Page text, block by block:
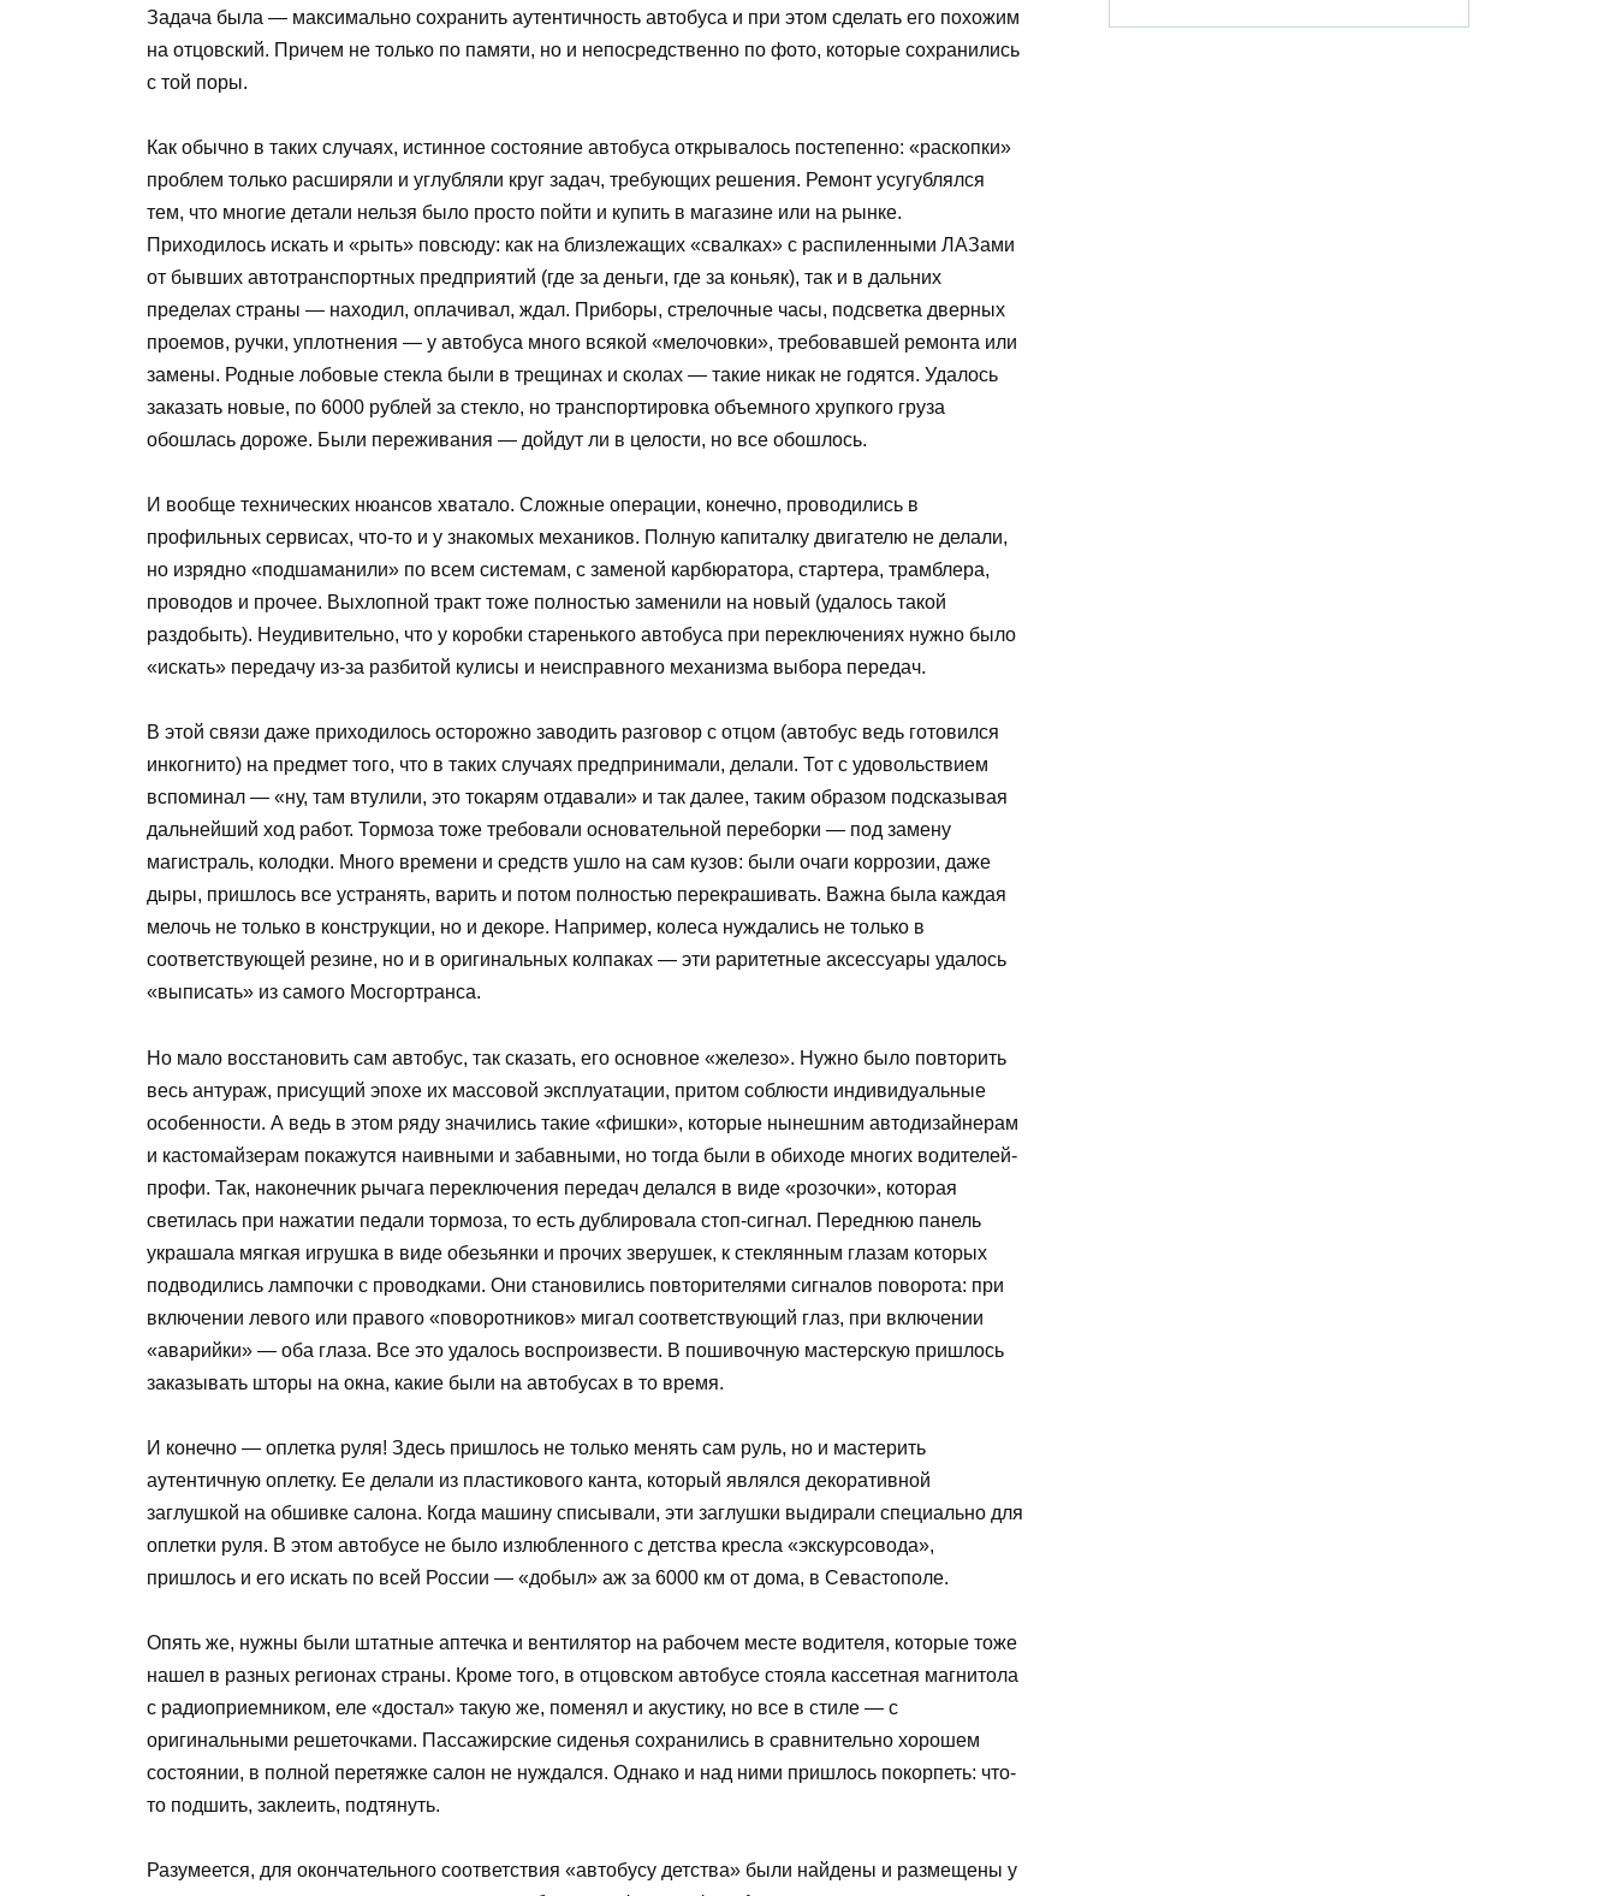
Задача была — максимально сохранить аутентичность автобуса и при этом сделать его похожим
на отцовский. Причем не только по памяти, но и непосредственно по фото, которые сохранились
с той поры.
Как обычно в таких случаях, истинное состояние автобуса открывалось постепенно: «раскопки»
проблем только расширяли и углубляли круг задач, требующих решения. Ремонт усугублялся
тем, что многие детали нельзя было просто пойти и купить в магазине или на рынке.
Приходилось искать и «рыть» повсюду: как на близлежащих «свалках» с распиленными ЛАЗами
от бывших автотранспортных предприятий (где за деньги, где за коньяк), так и в дальних
пределах страны — находил, оплачивал, ждал. Приборы, стрелочные часы, подсветка дверных
проемов, ручки, уплотнения — у автобуса много всякой «мелочовки», требовавшей ремонта или
замены. Родные лобовые стекла были в трещинах и сколах — такие никак не годятся. Удалось
заказать новые, по 6000 рублей за стекло, но транспортировка объемного хрупкого груза
обошлась дороже. Были переживания — дойдут ли в целости, но все обошлось.
И вообще технических нюансов хватало. Сложные операции, конечно, проводились в
профильных сервисах, что-то и у знакомых механиков. Полную капиталку двигателю не делали,
но изрядно «подшаманили» по всем системам, с заменой карбюратора, стартера, трамблера,
проводов и прочее. Выхлопной тракт тоже полностью заменили на новый (удалось такой
раздобыть). Неудивительно, что у коробки старенького автобуса при переключениях нужно было
«искать» передачу из-за разбитой кулисы и неисправного механизма выбора передач.
В этой связи даже приходилось осторожно заводить разговор с отцом (автобус ведь готовился
инкогнито) на предмет того, что в таких случаях предпринимали, делали. Тот с удовольствием
вспоминал — «ну, там втулили, это токарям отдавали» и так далее, таким образом подсказывая
дальнейший ход работ. Тормоза тоже требовали основательной переборки — под замену
магистраль, колодки. Много времени и средств ушло на сам кузов: были очаги коррозии, даже
дыры, пришлось все устранять, варить и потом полностью перекрашивать. Важна была каждая
мелочь не только в конструкции, но и декоре. Например, колеса нуждались не только в
соответствующей резине, но и в оригинальных колпаках — эти раритетные аксессуары удалось
«выписать» из самого Мосгортранса.
Но мало восстановить сам автобус, так сказать, его основное «железо». Нужно было повторить
весь антураж, присущий эпохе их массовой эксплуатации, притом соблюсти индивидуальные
особенности. А ведь в этом ряду значились такие «фишки», которые нынешним автодизайнерам
и кастомайзерам покажутся наивными и забавными, но тогда были в обиходе многих водителей-
профи. Так, наконечник рычага переключения передач делался в виде «розочки», которая
светилась при нажатии педали тормоза, то есть дублировала стоп-сигнал. Переднюю панель
украшала мягкая игрушка в виде обезьянки и прочих зверушек, к стеклянным глазам которых
подводились лампочки с проводками. Они становились повторителями сигналов поворота: при
включении левого или правого «поворотников» мигал соответствующий глаз, при включении
«аварийки» — оба глаза. Все это удалось воспроизвести. В пошивочную мастерскую пришлось
заказывать шторы на окна, какие были на автобусах в то время.
И конечно — оплетка руля! Здесь пришлось не только менять сам руль, но и мастерить
аутентичную оплетку. Ее делали из пластикового канта, который являлся декоративной
заглушкой на обшивке салона. Когда машину списывали, эти заглушки выдирали специально для
оплетки руля. В этом автобусе не было излюбленного с детства кресла «экскурсовода»,
пришлось и его искать по всей России — «добыл» аж за 6000 км от дома, в Севастополе.
Опять же, нужны были штатные аптечка и вентилятор на рабочем месте водителя, которые тоже
нашел в разных регионах страны. Кроме того, в отцовском автобусе стояла кассетная магнитола
с радиоприемником, еле «достал» такую же, поменял и акустику, но все в стиле — с
оригинальными решеточками. Пассажирские сиденья сохранились в сравнительно хорошем
состоянии, в полной перетяжке салон не нуждался. Однако и над ними пришлось покорпеть: что-
то подшить, заклеить, подтянуть.
Разумеется, для окончательного соответствия «автобусу детства» были найдены и размещены у